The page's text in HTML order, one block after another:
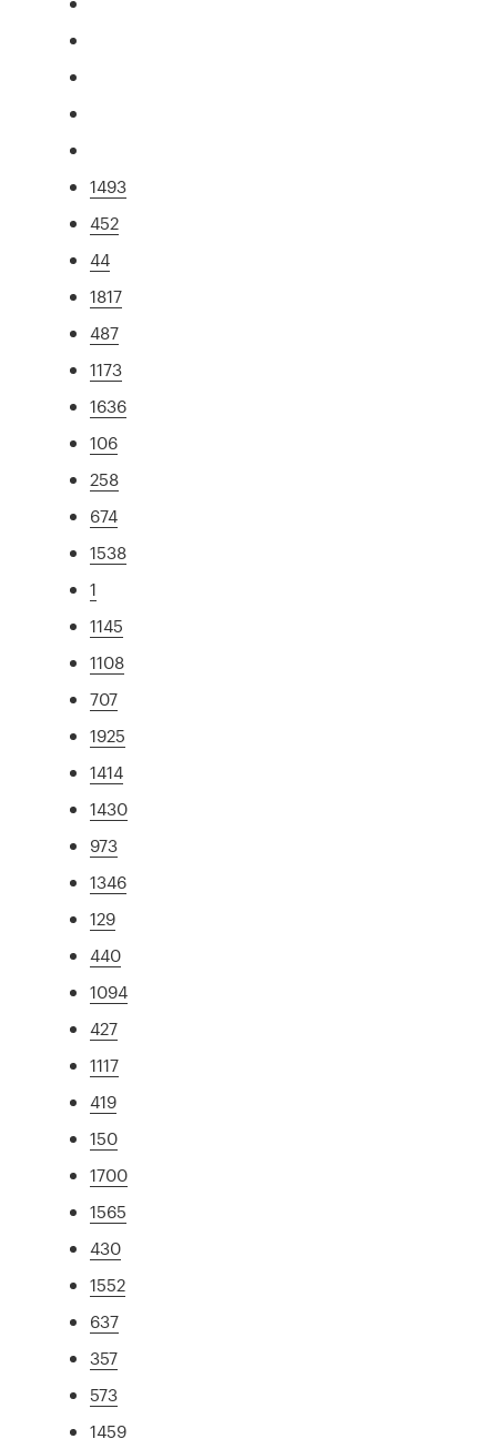
1493
452
44
1817
487
1173
1636
106
258
674
1538
1
1145
1108
707
1925
1414
1430
973
1346
129
440
1094
427
1117
419
150
1700
1565
430
1552
637
357
573
1459